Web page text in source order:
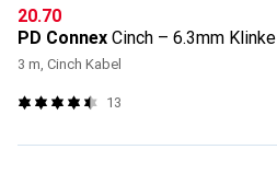
CHF
20.70
PD Connex Cinch – 6.3mm Klinke
3 m, Cinch Kabel
13